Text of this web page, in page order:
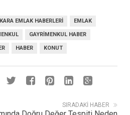
EMLAK HABERLERI EMLAK
GAYRIMENKUL HABER
HABER KONUT
SIRADAKI HABER